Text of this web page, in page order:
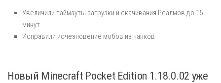
Увеличили таймауты загрузки и скачивания Реалмов до 15
минут
Исправили исчезновение мобов из чанков
Новый Minecraft Pocket Edition 1.18.0.02 уже